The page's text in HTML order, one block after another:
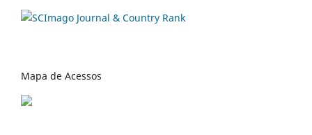
Mapa de Acessos